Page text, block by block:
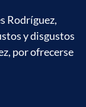
Rodríguez,
y disgustos
por ofrecerse